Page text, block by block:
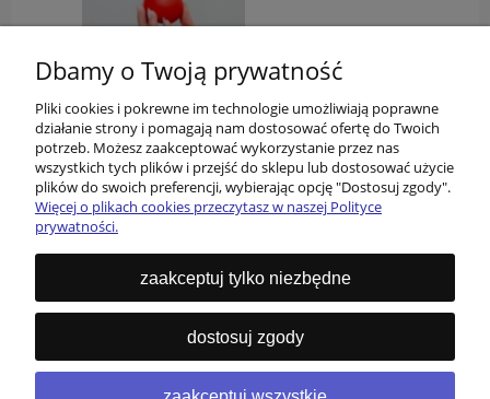
O nas
Informacje
Dbamy o Twoją prywatność
Pliki cookies i pokrewne im technologie umożliwiają poprawne
działanie strony i pomagają nam dostosować ofertę do Twoich
potrzeb. Możesz zaakceptować wykorzystanie przez nas
wszystkich tych plików i przejść do sklepu lub dostosować użycie
plików do swoich preferencji, wybierając opcję "Dostosuj zgody".
Więcej o plikach cookies przeczytasz w naszej Polityce
prywatności.
zaakceptuj tylko niezbędne
dostosuj zgody